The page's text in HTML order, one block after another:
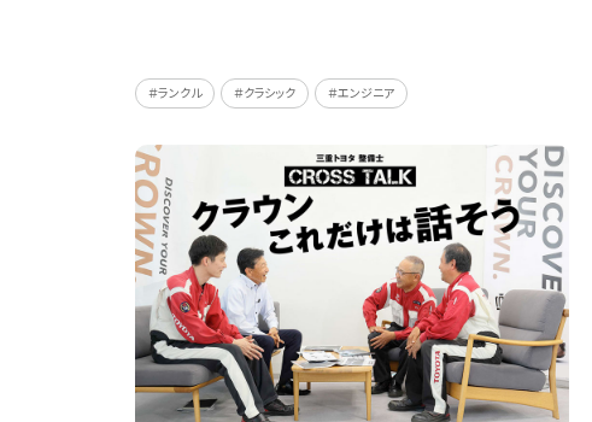
＃ランクル ＃クラシック ＃エンジニア